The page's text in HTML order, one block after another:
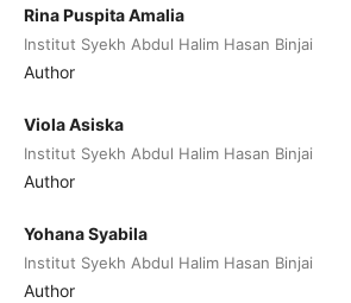
Rina Puspita Amalia
Institut Syekh Abdul Halim Hasan Binjai
Author
Viola Asiska
Institut Syekh Abdul Halim Hasan Binjai
Author
Yohana Syabila
Institut Syekh Abdul Halim Hasan Binjai
Author